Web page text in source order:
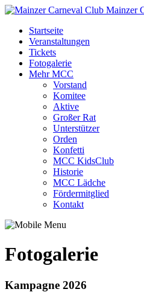
Mainzer
Startseite
Veranstaltungen
Tickets
Fotogalerie
Mehr MCC
Vorstand
Komitee
Aktive
Großer Rat
Unterstützer
Orden
Konfetti
MCC KidsClub
Historie
MCC Lädche
Fördermitglied
Kontakt
Fotogalerie
Kampagne 2026